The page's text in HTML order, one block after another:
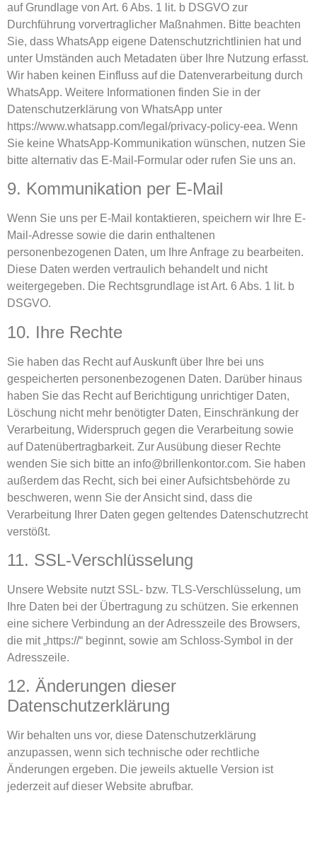
auf Grundlage von Art. 6 Abs. 1 lit. b DSGVO zur
Durchführung vorvertraglicher Maßnahmen. Bitte beachten
Sie, dass WhatsApp eigene Datenschutzrichtlinien hat und
unter Umständen auch Metadaten über Ihre Nutzung erfasst.
Wir haben keinen Einfluss auf die Datenverarbeitung durch
WhatsApp. Weitere Informationen finden Sie in der
Datenschutzerklärung von WhatsApp unter
https://www.whatsapp.com/legal/privacy-policy-eea. Wenn
Sie keine WhatsApp-Kommunikation wünschen, nutzen Sie
bitte alternativ das E-Mail-Formular oder rufen Sie uns an.
9. Kommunikation per E-Mail
Wenn Sie uns per E-Mail kontaktieren, speichern wir Ihre E-
Mail-Adresse sowie die darin enthaltenen
personenbezogenen Daten, um Ihre Anfrage zu bearbeiten.
Diese Daten werden vertraulich behandelt und nicht
weitergegeben. Die Rechtsgrundlage ist Art. 6 Abs. 1 lit. b
DSGVO.
10. Ihre Rechte
Sie haben das Recht auf Auskunft über Ihre bei uns
gespeicherten personenbezogenen Daten. Darüber hinaus
haben Sie das Recht auf Berichtigung unrichtiger Daten,
Löschung nicht mehr benötigter Daten, Einschränkung der
Verarbeitung, Widerspruch gegen die Verarbeitung sowie
auf Datenübertragbarkeit. Zur Ausübung dieser Rechte
wenden Sie sich bitte an info@brillenkontor.com. Sie haben
außerdem das Recht, sich bei einer Aufsichtsbehörde zu
beschweren, wenn Sie der Ansicht sind, dass die
Verarbeitung Ihrer Daten gegen geltendes Datenschutzrecht
verstößt.
11. SSL-Verschlüsselung
Unsere Website nutzt SSL- bzw. TLS-Verschlüsselung, um
Ihre Daten bei der Übertragung zu schützen. Sie erkennen
eine sichere Verbindung an der Adresszeile des Browsers,
die mit „https://“ beginnt, sowie am Schloss-Symbol in der
Adresszeile.
12. Änderungen dieser
Datenschutzerklärung
Wir behalten uns vor, diese Datenschutzerklärung
anzupassen, wenn sich technische oder rechtliche
Änderungen ergeben. Die jeweils aktuelle Version ist
jederzeit auf dieser Website abrufbar.